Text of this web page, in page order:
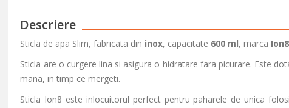
Descriere
Sticla de apa Slim, fabricata din inox, capacitate 600 ml, marca Ion8
Sticla are o curgere lina si asigura o hidratare fara picurare. Este
mana, in timp ce mergeti.
Sticla Ion8 este inlocuitorul perfect pentru paharele de unica